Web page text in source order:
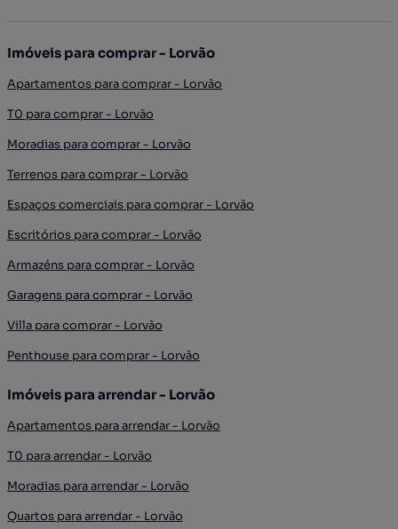
Imóveis para comprar - Lorvão
Apartamentos para comprar - Lorvão
T0 para comprar - Lorvão
Moradias para comprar - Lorvão
Terrenos para comprar - Lorvão
Espaços comerciais para comprar - Lorvão
Escritórios para comprar - Lorvão
Armazéns para comprar - Lorvão
Garagens para comprar - Lorvão
Villa para comprar - Lorvão
Penthouse para comprar - Lorvão
Imóveis para arrendar - Lorvão
Apartamentos para arrendar - Lorvão
T0 para arrendar - Lorvão
Moradias para arrendar - Lorvão
Quartos para arrendar - Lorvão